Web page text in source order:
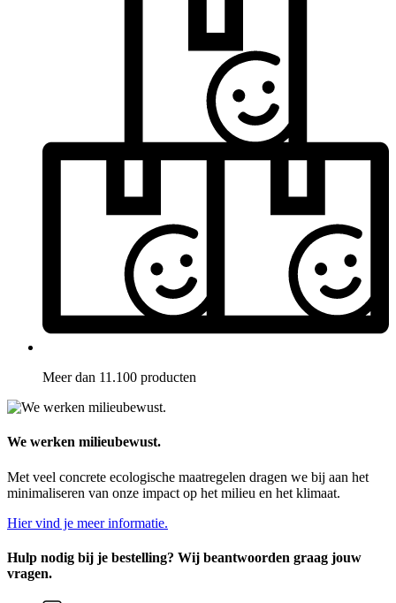
Meer dan 11.100 producten
We werken milieubewust.
Met veel concrete ecologische maatregelen dragen we bij aan het
minimaliseren van onze impact op het milieu en het klimaat.
Hier vind je meer informatie.
Hulp nodig bij je bestelling? Wij beantwoorden graag jouw
vragen.